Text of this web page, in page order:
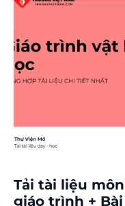
Tải tài liệu
giáo trình +